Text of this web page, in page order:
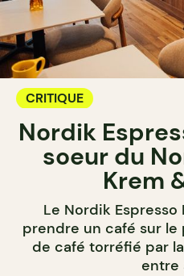
CRITIQUE
Nordik
soeur du
Krem
Le Nordik
prendre un café sur
de café torréfié par
entre